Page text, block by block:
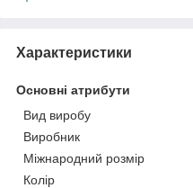
Характеристики
Основні атрибути
Вид виробу
Виробник
Міжнародний розмір
Колір